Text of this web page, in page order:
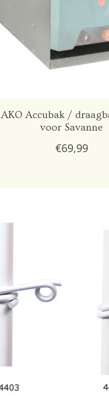
AKO Accubak /
voor Savanne
€69,99